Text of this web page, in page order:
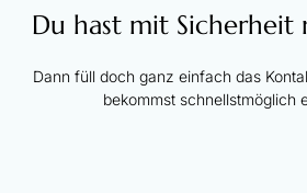
Du hast mit Sicherheit
Dann füll doch ganz einfach das
bekommst schnellstmöglich